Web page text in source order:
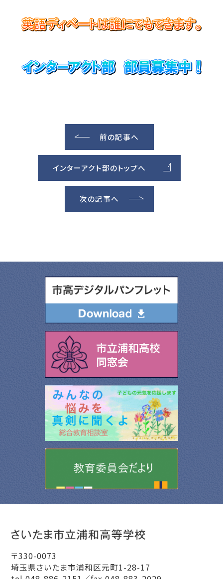
前の記事へ
インターアクト部のトップへ
次の記事へ
〒330-0073
埼玉県さいたま市浦和区元町1-28-17